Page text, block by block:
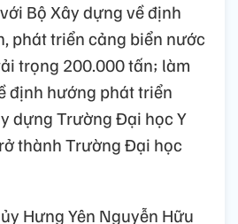
Bộ Xây dựng về định
phát triển cảng biển nước
trọng 200.000 tấn; làm
định hướng phát triển
dựng Trường Đại học Y
thành Trường Đại học
Hưng Yên Nguyễn Hữu